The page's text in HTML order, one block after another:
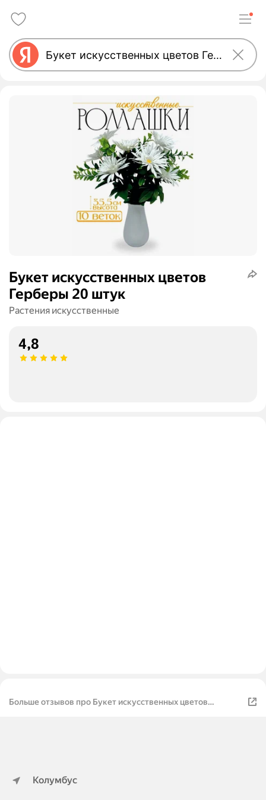
Букет искусственных цветов
Герберы 20 штук
Растения искусственные
4,8
Больше отзывов про Букет искусственных цветов
Колумбус